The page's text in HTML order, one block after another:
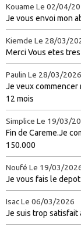
Kouame Le 02/04/
Je vous envoi mon
Kiemde Le 28/03/
Merci Vous etes
Paulin Le 28/03/2026
Je veux
12 mois
Simplice Le 19/03/
Fin de Careme.Je
150.000
Noufé Le 19/03/
Je vous fais le
IsacLe 06/03/2026
Je suis trop satisfait